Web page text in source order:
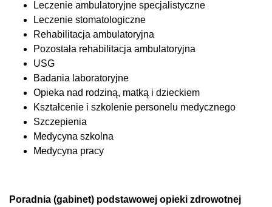
Leczenie ambulatoryjne specjalistyczne
Leczenie stomatologiczne
Rehabilitacja ambulatoryjna
Pozostała rehabilitacja ambulatoryjna
USG
Badania laboratoryjne
Opieka nad rodziną, matką i dzieckiem
Kształcenie i szkolenie personelu medycznego
Szczepienia
Medycyna szkolna
Medycyna pracy
Poradnia (gabinet) podstawowej opieki zdrowotnej